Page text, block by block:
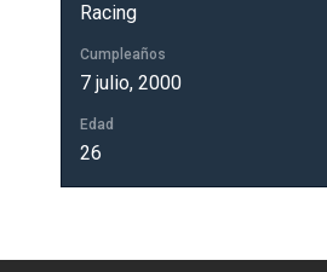
Racing
Cumpleaños
7 julio, 2000
Edad
26